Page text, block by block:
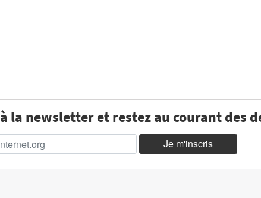
la newsletter et restez au courant des